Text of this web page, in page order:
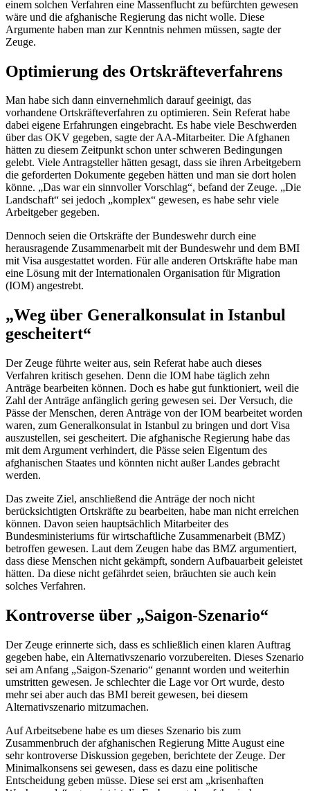
einem solchen Verfahren eine Massenflucht zu befürchten gewesen
wäre und die afghanische Regierung das nicht wolle. Diese
Argumente haben man zur Kenntnis nehmen müssen, sagte der
Zeuge.
Optimierung des Ortskräfteverfahrens
Man habe sich dann einvernehmlich darauf geeinigt, das
vorhandene Ortskräfteverfahren zu optimieren. Sein Referat habe
dabei eigene Erfahrungen eingebracht. Es habe viele Beschwerden
über das OKV gegeben, sagte der AA-Mitarbeiter. Die Afghanen
hätten zu diesem Zeitpunkt schon unter schweren Bedingungen
gelebt. Viele Antragsteller hätten gesagt, dass sie ihren Arbeitgebern
die geforderten Dokumente gegeben hätten und man sie dort holen
könne. „Das war ein sinnvoller Vorschlag“, befand der Zeuge. „Die
Landschaft“ sei jedoch „komplex“ gewesen, es habe sehr viele
Arbeitgeber gegeben.
Dennoch seien die Ortskräfte der Bundeswehr durch eine
herausragende Zusammenarbeit mit der Bundeswehr und dem BMI
mit Visa ausgestattet worden. Für alle anderen Ortskräfte habe man
eine Lösung mit der Internationalen Organisation für Migration
(IOM) angestrebt.
„Weg über Generalkonsulat in Istanbul
gescheitert“
Der Zeuge führte weiter aus, sein Referat habe auch dieses
Verfahren kritisch gesehen. Denn die IOM habe täglich zehn
Anträge bearbeiten können. Doch es habe gut funktioniert, weil die
Zahl der Anträge anfänglich gering gewesen sei. Der Versuch, die
Pässe der Menschen, deren Anträge von der IOM bearbeitet worden
waren, zum Generalkonsulat in Istanbul zu bringen und dort Visa
auszustellen, sei gescheitert. Die afghanische Regierung habe das
mit dem Argument verhindert, die Pässe seien Eigentum des
afghanischen Staates und könnten nicht außer Landes gebracht
werden.
Das zweite Ziel, anschließend die Anträge der noch nicht
berücksichtigten Ortskräfte zu bearbeiten, habe man nicht erreichen
können. Davon seien hauptsächlich Mitarbeiter des
Bundesministeriums für wirtschaftliche Zusammenarbeit (BMZ)
betroffen gewesen. Laut dem Zeugen habe das BMZ argumentiert,
dass diese Menschen nicht gekämpft, sondern Aufbauarbeit geleistet
hätten. Da diese nicht gefährdet seien, bräuchten sie auch kein
solches Verfahren.
Kontroverse über „Saigon-Szenario“
Der Zeuge erinnerte sich, dass es schließlich einen klaren Auftrag
gegeben habe, ein Alternativszenario vorzubereiten. Dieses Szenario
sei am Anfang „Saigon-Szenario“ genannt worden und weiterhin
umstritten gewesen. Je schlechter die Lage vor Ort wurde, desto
mehr sei aber auch das BMI bereit gewesen, bei diesem
Alternativszenario mitzumachen.
Auf Arbeitsebene habe es um dieses Szenario bis zum
Zusammenbruch der afghanischen Regierung Mitte August eine
sehr kontroverse Diskussion gegeben, berichtete der Zeuge. Der
Minimalkonsens sei gewesen, dass es dazu eine politische
Entscheidung geben müsse. Diese sei erst am „krisenhaften